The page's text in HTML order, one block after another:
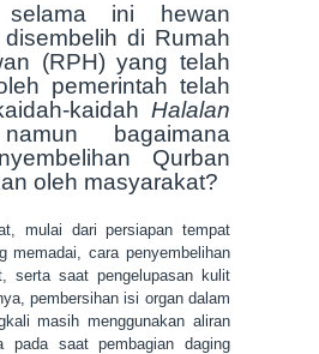
ini hewan
di Rumah
(RPH) yang telah
pemerintah telah
kaidah Halalan
bagaimana
Qurban
oleh masyarakat?
mulai dari persiapan tempat
memadai, cara penyembelihan
serta saat pengelupasan kulit
pembersihan isi organ dalam
masih menggunakan aliran
pada saat pembagian daging